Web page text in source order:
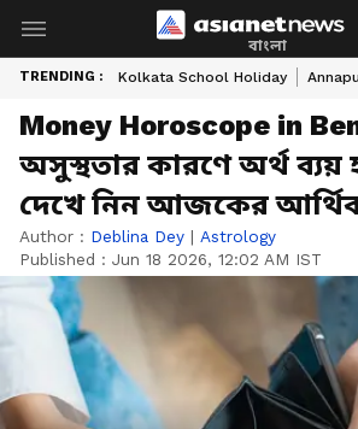
বাংলা
TRENDING : Kolkata School Holiday
Money Horoscope in
অসুস্থতার কারণে অর্থ ব্যয়
দেখে নিন আজকের
Author : Deblina Dey | Astrology
Published : Jun 18 2026, 12:02 AM IST